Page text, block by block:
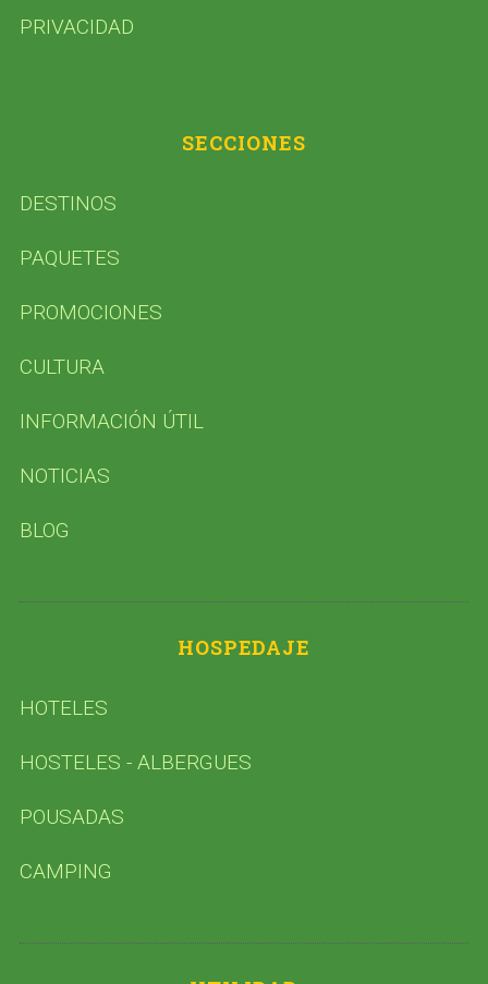
PRIVACIDAD
SECCIONES
DESTINOS
PAQUETES
PROMOCIONES
CULTURA
INFORMACIÓN ÚTIL
NOTICIAS
BLOG
HOSPEDAJE
HOTELES
HOSTELES - ALBERGUES
POUSADAS
CAMPING